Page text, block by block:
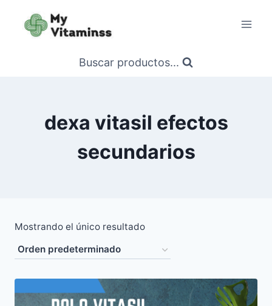
contenido
Buscar productos...
dexa vitasil efectos
secundarios
Mostrando el único resultado